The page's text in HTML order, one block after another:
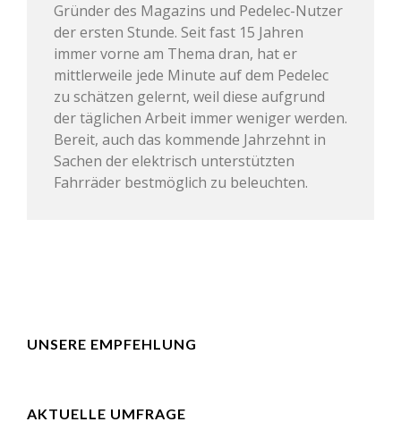
Gründer des Magazins und Pedelec-Nutzer
der ersten Stunde. Seit fast 15 Jahren
immer vorne am Thema dran, hat er
mittlerweile jede Minute auf dem Pedelec
zu schätzen gelernt, weil diese aufgrund
der täglichen Arbeit immer weniger werden.
Bereit, auch das kommende Jahrzehnt in
Sachen der elektrisch unterstützten
Fahrräder bestmöglich zu beleuchten.
UNSERE EMPFEHLUNG
AKTUELLE UMFRAGE